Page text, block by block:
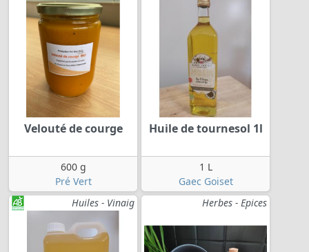
Velouté de courge
600 g
Pré Vert
Huile de tournesol 1l
1 L
Gaec Goiset
Huiles - Vinaig
Herbes - Epices